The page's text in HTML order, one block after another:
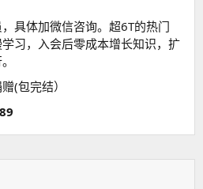
具体加微信咨询。超6T的热门
习，入会后零成本增长知识，扩
(包完结）